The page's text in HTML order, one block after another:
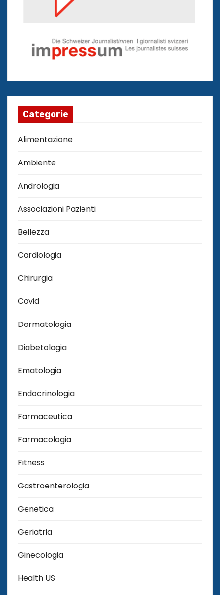
Categorie
Alimentazione
Ambiente
Andrologia
Associazioni Pazienti
Bellezza
Cardiologia
Chirurgia
Covid
Dermatologia
Diabetologia
Ematologia
Endocrinologia
Farmaceutica
Farmacologia
Fitness
Gastroenterologia
Genetica
Geriatria
Ginecologia
Health US